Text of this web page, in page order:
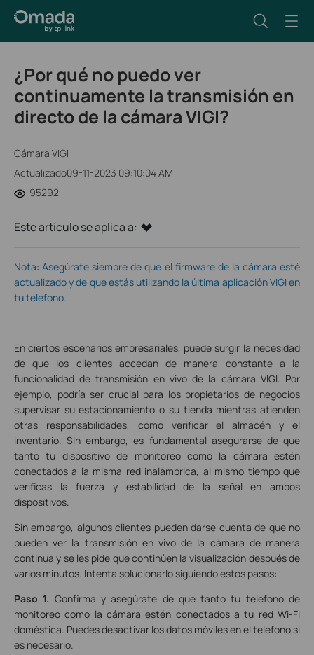
¿Por qué no puedo ver
continuamente la transmisión en
directo de la cámara VIGI?
Cámara VIGI
Actualizado09-11-2023 09:10:04 AM
95292
Este artículo se aplica a:
Nota: Asegúrate siempre de que el firmware de la cámara esté
actualizado y de que estás utilizando la última aplicación VIGI en
tu teléfono.
En ciertos escenarios empresariales, puede surgir la necesidad
de que los clientes accedan de manera constante a la
funcionalidad de transmisión en vivo de la cámara VIGI. Por
ejemplo, podría ser crucial para los propietarios de negocios
supervisar su estacionamiento o su tienda mientras atienden
otras responsabilidades, como verificar el almacén y el
inventario. Sin embargo, es fundamental asegurarse de que
tanto tu dispositivo de monitoreo como la cámara estén
conectados a la misma red inalámbrica, al mismo tiempo que
verificas la fuerza y estabilidad de la señal en ambos
dispositivos.
Sin embargo, algunos clientes pueden darse cuenta de que no
pueden ver la transmisión en vivo de la cámara de manera
continua y se les pide que continúen la visualización después de
varios minutos. Intenta solucionarlo siguiendo estos pasos:
Paso 1. Confirma y asegúrate de que tanto tu teléfono de
monitoreo como la cámara estén conectados a tu red Wi-Fi
doméstica. Puedes desactivar los datos móviles en el teléfono si
es necesario.